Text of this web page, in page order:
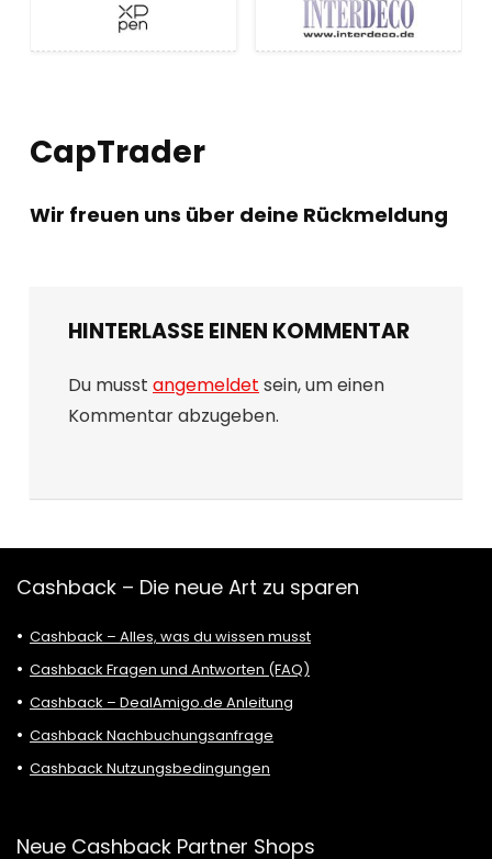
CapTrader
Wir freuen uns über deine Rückmeldung
HINTERLASSE EINEN KOMMENTAR
Du musst angemeldet sein, um einen
Kommentar abzugeben.
Cashback – Die neue Art zu sparen
Cashback – Alles, was du wissen musst
Cashback Fragen und Antworten (FAQ)
Cashback – DealAmigo.de Anleitung
Cashback Nachbuchungsanfrage
Cashback Nutzungsbedingungen
Neue Cashback Partner Shops